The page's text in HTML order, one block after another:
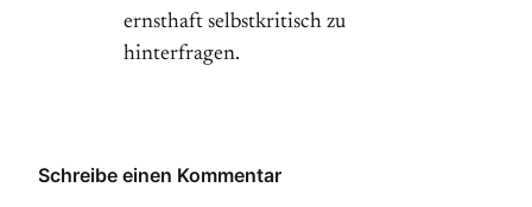
ernsthaft selbstkritisch zu
hinterfragen.
Schreibe einen Kommentar